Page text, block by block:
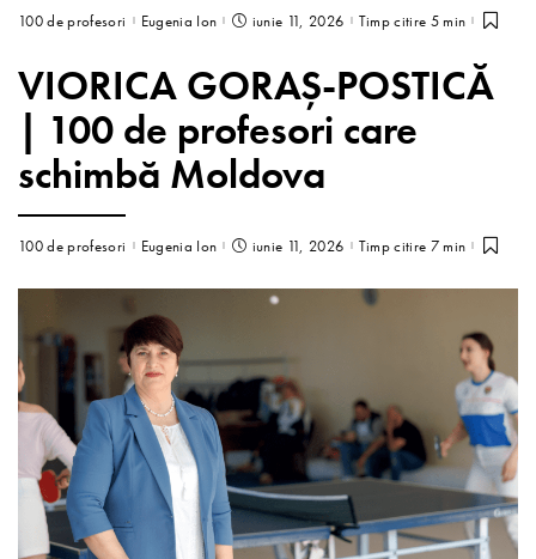
100 de profesori Eugenia Ion iunie 11, 2026 Timp citire 5 min
VIORICA GORAȘ-POSTICĂ
| 100 de profesori care
schimbă Moldova
100 de profesori Eugenia Ion iunie 11, 2026 Timp citire 7 min